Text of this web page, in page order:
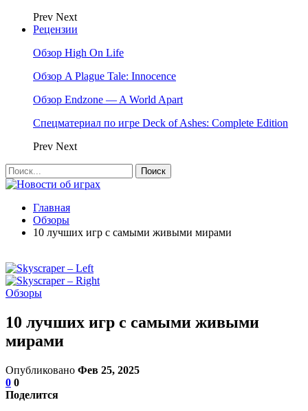
Prev Next
Рецензии
Обзор High On Life
Обзор A Plague Tale: Innocence
Обзор Endzone — A World Apart
Спецматериал по игре Deck of Ashes: Complete Edition
Prev Next
Главная
Обзоры
10 лучших игр с самыми живыми мирами
Обзоры
10 лучших игр с самыми живыми
мирами
Опубликовано Фев 25, 2025
0 0
Поделится